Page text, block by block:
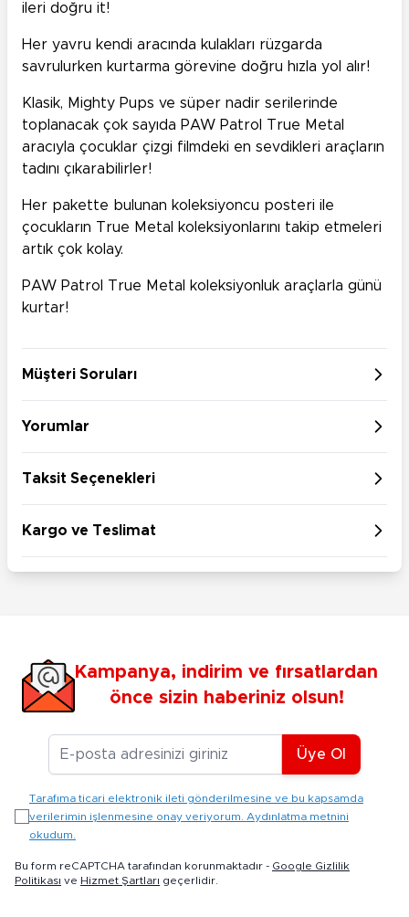
ileri doğru it!
Her yavru kendi aracında kulakları rüzgarda
savrulurken kurtarma görevine doğru hızla yol alır!
Klasik, Mighty Pups ve süper nadir serilerinde
toplanacak çok sayıda PAW Patrol True Metal
aracıyla çocuklar çizgi filmdeki en sevdikleri araçların
tadını çıkarabilirler!
Her pakette bulunan koleksiyoncu posteri ile
çocukların True Metal koleksiyonlarını takip etmeleri
artık çok kolay.
PAW Patrol True Metal koleksiyonluk araçlarla günü
kurtar!
Müşteri Soruları
Yorumlar
Taksit Seçenekleri
Kargo ve Teslimat
Kampanya, indirim ve fırsatlardan
önce sizin haberiniz olsun!
E-posta Adresiniz
Üye Ol
Tarafıma ticari elektronik ileti gönderilmesine ve bu kapsamda
verilerimin işlenmesine onay veriyorum. Aydınlatma metnini
okudum.
Bu form reCAPTCHA tarafından korunmaktadır - Google Gizlilik
Politikası ve Hizmet Şartları geçerlidir.